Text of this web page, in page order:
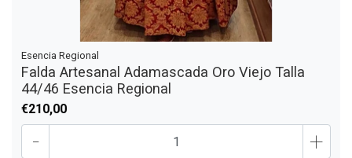
Esencia Regional
Falda Artesanal Adamascada Oro Viejo Talla
44/46 Esencia Regional
€210,00
- +